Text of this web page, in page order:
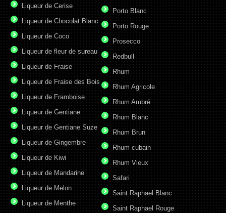
Liqueur de Cerise
Liqueur de Chocolat Blanc
Liqueur de Coco
Liqueur de fleur de sureau
Liqueur de Fraise
Liqueur de Fraise des Bois
Liqueur de Framboise
Liqueur de Gentiane
Liqueur de Gentiane Suze
Liqueur de Gingembre
Liqueur de Kiwi
Liqueur de Mandarine
Liqueur de Melon
Liqueur de Menthe
Porto Blanc
Porto Rouge
Prosecco
Redbull
Rhum
Rhum Agricole
Rhum Ambré
Rhum Blanc
Rhum Brun
Rhum cubain
Rhum Vieux
Safari
Saint Raphael Blanc
Saint Raphael Rouge